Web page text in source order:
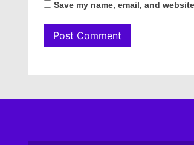
Save my name, email, and